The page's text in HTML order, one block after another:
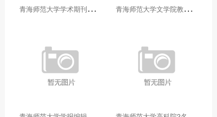
青
海师范大学学术期刊两个专栏入选2025年青海省期刊重点专栏 青
海师范大学文学院教师赴山东省相关高校和学术机构交流学习